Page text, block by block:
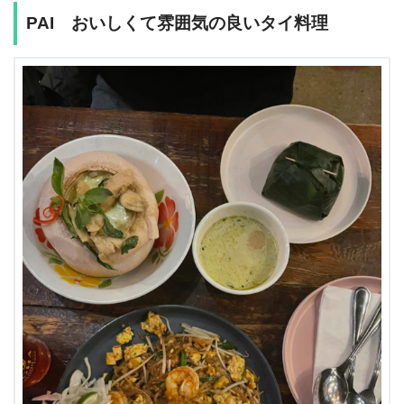
PAI おいしくて雰囲気の良いタイ料理